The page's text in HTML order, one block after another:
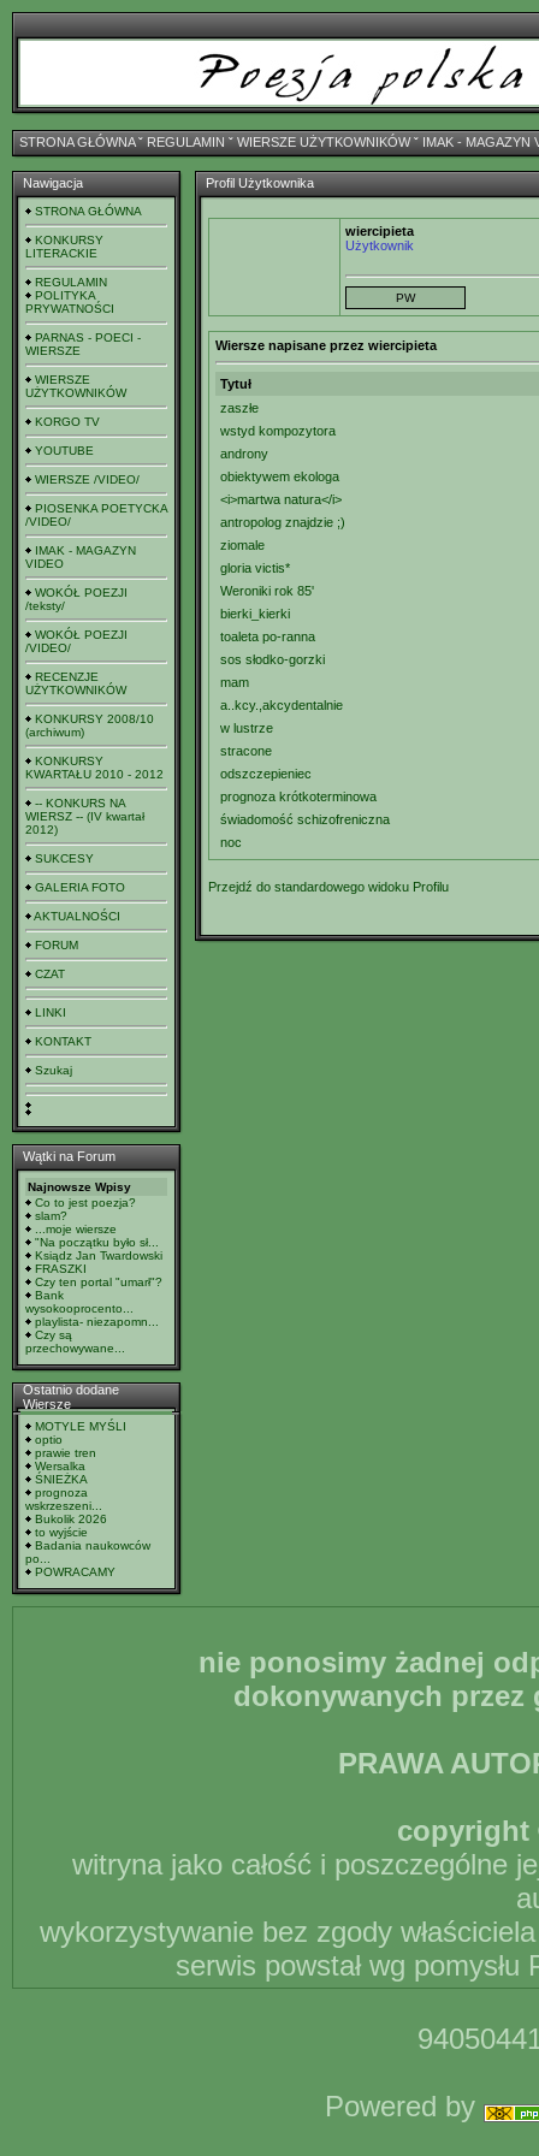
STRONA GŁÓWNAˇ REGULAMIN ˇ WIERSZE UŻYTKOWNIKÓWˇ IMAK - MAGAZYN
Nawigacja
STRONA GŁÓWNA
KONKURSY
LITERACKIE
REGULAMIN
POLITYKA
PRYWATNOŚCI
PARNAS - POECI -
WIERSZE
WIERSZE
UŻYTKOWNIKÓW
KORGO TV
YOUTUBE
WIERSZE /VIDEO/
PIOSENKA POETYCKA
/VIDEO/
IMAK - MAGAZYN
VIDEO
WOKÓŁ POEZJI
/teksty/
WOKÓŁ POEZJI
/VIDEO/
RECENZJE
UŻYTKOWNIKÓW
KONKURSY 2008/10
(archiwum)
KONKURSY
KWARTAŁU 2010 - 2012
-- KONKURS NA
WIERSZ -- (IV kwartał
2012)
SUKCESY
GALERIA FOTO
AKTUALNOŚCI
FORUM
CZAT
LINKI
KONTAKT
Szukaj
Wątki na Forum
Najnowsze Wpisy
Co to jest poezja?
slam?
...moje wiersze
"Na początku było sł...
Ksiądz Jan Twardowski
FRASZKI
Czy ten portal "umarł"?
Bank
wysokooprocento...
playlista- niezapomn...
Czy są
przechowywane...
Ostatnio dodane
Wiersze
MOTYLE MYŚLI
optio
prawie tren
Wersalka
ŚNIEŻKA
prognoza
wskrzeszeni...
Bukolik 2026
to wyjście
Badania naukowców
po...
POWRACAMY
Profil Użytkownika
wiercipieta
Użytkownik
Wiersze napisane przez wiercipieta
Tytuł
zaszłe
wstyd kompozytora
androny
obiektywem ekologa
<i>martwa natura</i>
antropolog znajdzie ;)
ziomale
gloria victis*
Weroniki rok 85'
bierki_kierki
toaleta po-ranna
sos słodko-gorzki
mam
a..kcy.,akcydentalnie
w lustrze
stracone
odszczepieniec
prognoza krótkoterminowa
świadomość schizofreniczna
noc
Przejdź do standardowego widoku Profilu
nie ponosimy żadnej
dokonywanych
PRAWA
copyright
witryna jako całość i poszczególne
wykorzystywanie bez zgody
serwis powstał wg
Powered by